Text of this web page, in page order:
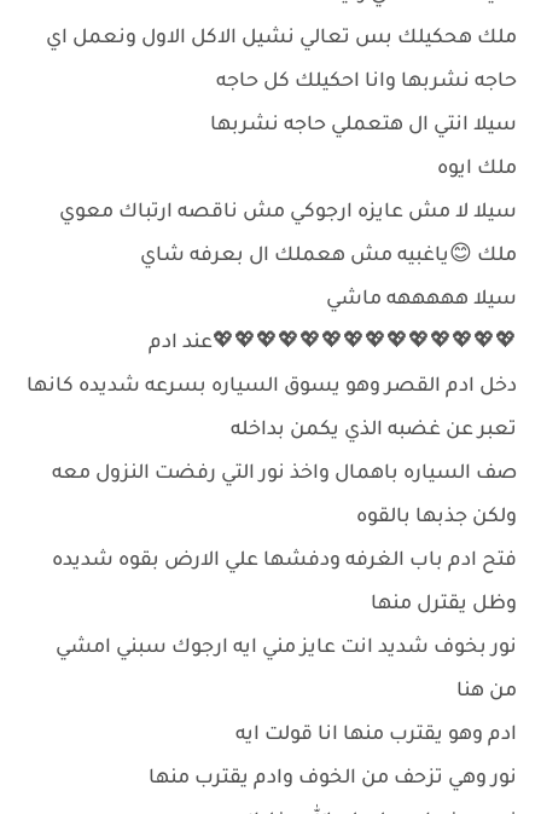
ملك هحكيلك بس تعالي نشيل الاكل الاول ونعمل اي
حاجه نشربها وانا احكيلك كل حاجه
سيلا انتي ال هتعملي حاجه نشربها
ملك ايوه
سيلا لا مش عايزه ارجوكي مش ناقصه ارتباك معوي
ملك 😊ياغبيه مش هعملك ال بعرفه شاي
سيلا هههههه ماشي
💖💖💖💖💖💖💖💖💖💖💖💖💖💖عند ادم
دخل ادم القصر وهو يسوق السياره بسرعه شديده كانها
تعبر عن غضبه الذي يكمن بداخله
صف السياره باهمال واخذ نور التي رفضت النزول معه
ولكن جذبها بالقوه
فتح ادم باب الغرفه ودفشها علي الارض بقوه شديده
وظل يقترل منها
نور بخوف شديد انت عايز مني ايه ارجوك سبني امشي
من هنا
ادم وهو يقترب منها انا قولت ايه
نور وهي تزحف من الخوف وادم يقترب منها